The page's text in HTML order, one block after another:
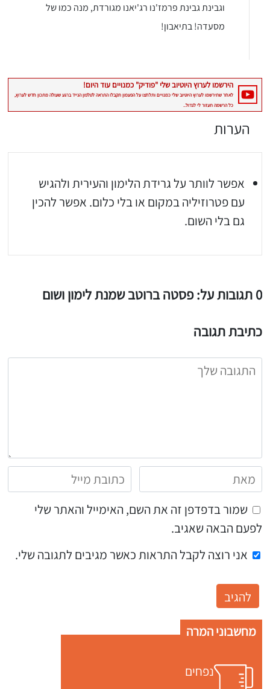
וגבינת גבינת פרמז'נו רג'יאנו מגורדת, מנה כמו של
מסעדה! בתיאבון!
הערות
אפשר לוותר על גרידת הלימון והעירית ולהגיש
עם פטרוזיליה במקום או בלי כלום. אפשר להכין
גם בלי השום.
0 תגובות על: פסטה ברוטב שמנת לימון ושום
כתיבת תגובה
שמור בדפדפן זה את השם, האימייל והאתר שלי
לפעם הבאה שאגיב.
אני רוצה לקבל התראות כאשר מגיבים לתגובה שלי.
מחשבוני המרה
נפחים